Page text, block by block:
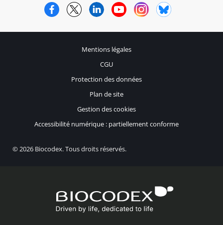
FacebookTwitterLinkedInYouTubeInstagram
© 2026 Biocodex. Tous droits réservés.
Mentions légales
CGU
Protection des données
Plan de site
Gestion des cookies
Accessibilité numérique : partiellement conforme